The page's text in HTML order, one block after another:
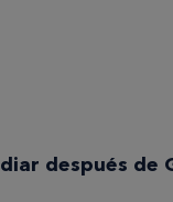
después de